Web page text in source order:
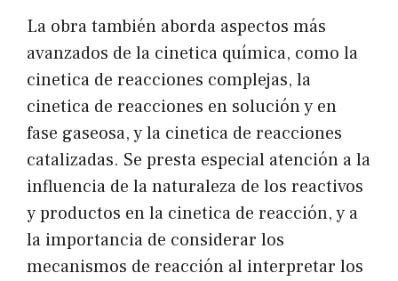
La obra también aborda aspectos más
avanzados de la cinetica química, como la
cinetica de reacciones complejas, la
cinetica de reacciones en solución y en
fase gaseosa, y la cinetica de reacciones
catalizadas. Se presta especial atención a la
influencia de la naturaleza de los reactivos
y productos en la cinetica de reacción, y a
la importancia de considerar los
mecanismos de reacción al interpretar los